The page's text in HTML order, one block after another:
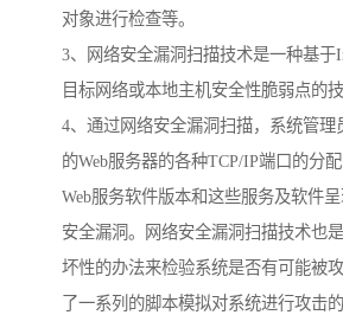
对象进行检查等。
3、网络安全漏洞扫描技术是一种基于
目标网络或本地主机安全性脆弱点的技
4、通过网络安全漏洞扫描，系统管理
的Web服务器的各种TCP/IP端口的分配
Web服务软件版本和这些服务及软件
安全漏洞。网络安全漏洞扫描技术也
坏性的办法来检验系统是否有可能被
了一系列的脚本模拟对系统进行攻击